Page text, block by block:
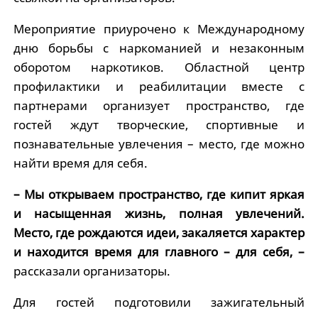
Мероприятие приурочено к Международному
дню борьбы с наркоманией и незаконным
оборотом наркотиков. Областной центр
профилактики и реабилитации вместе с
партнерами организует пространство, где
гостей ждут творческие, спортивные и
познавательные увлечения – место, где можно
найти время для себя.
– Мы открываем пространство, где кипит яркая
и насыщенная жизнь, полная увлечений.
Место, где рождаются идеи, закаляется характер
и находится время для главного – для себя, –
рассказали организаторы.
Для гостей подготовили зажигательный